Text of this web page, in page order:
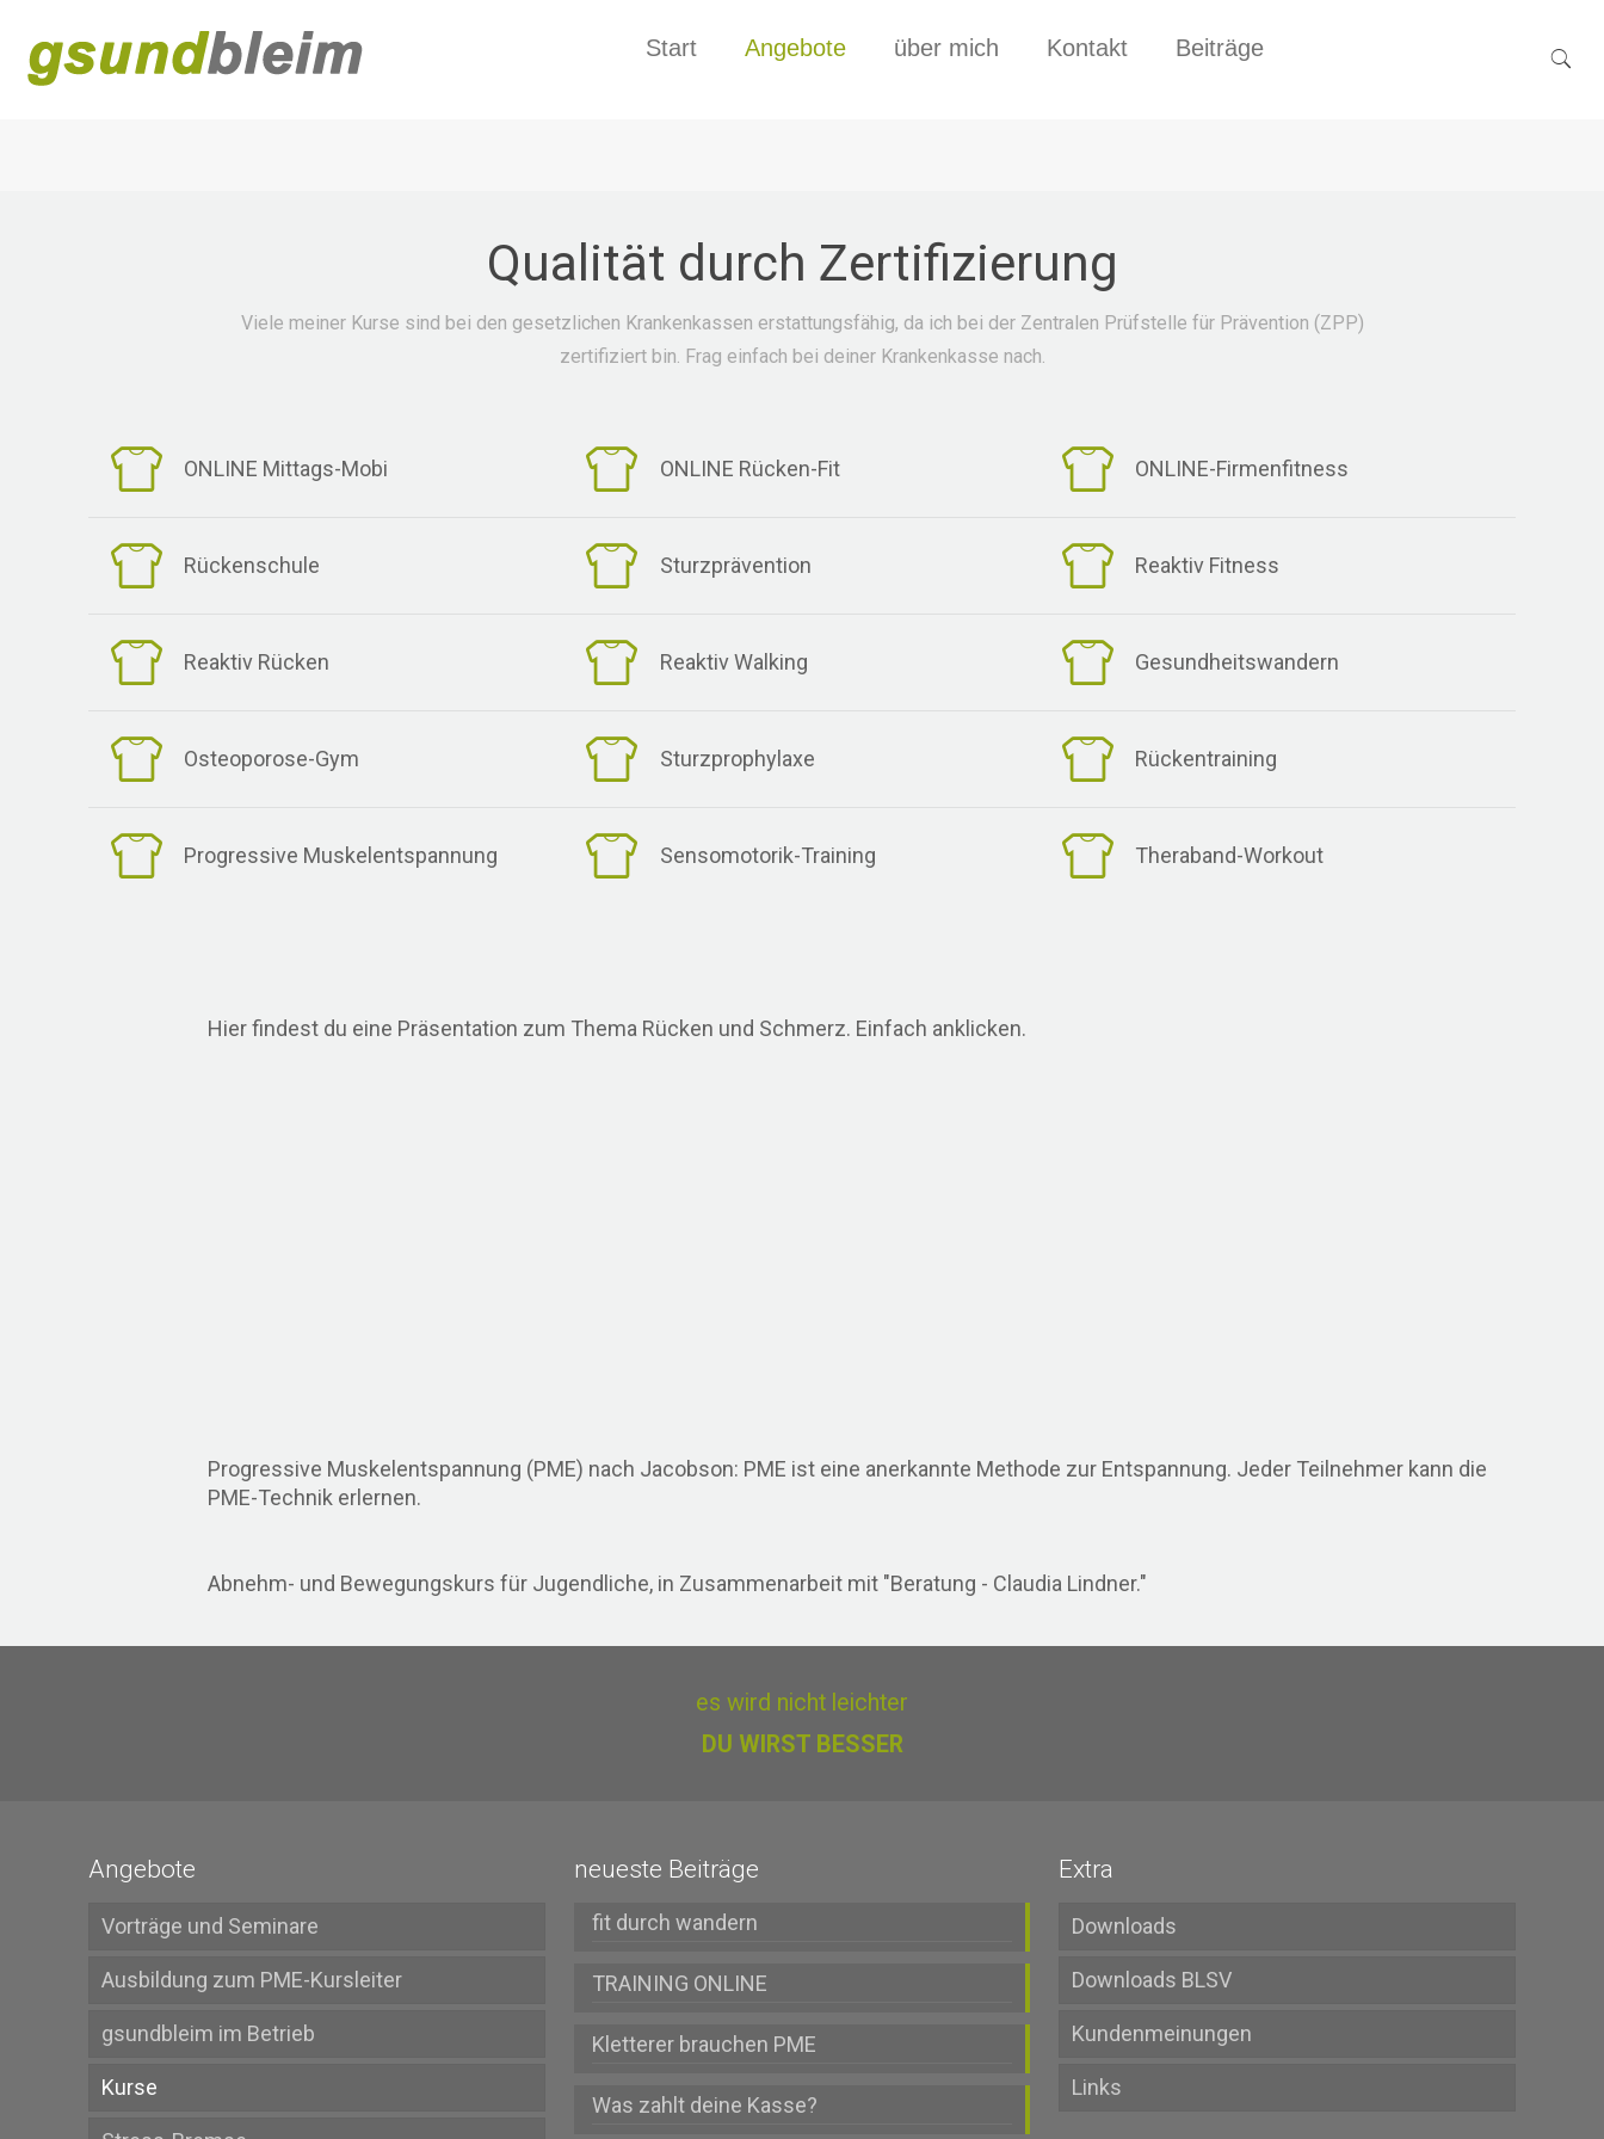
Start Angebote über mich Kontakt Beiträge
Qualität durch Zertifizierung
Viele meiner Kurse sind bei den gesetzlichen Krankenkassen erstattungsfähig, da ich bei der Zentralen Prüfstelle für Prävention (ZPP)
zertifiziert bin. Frag einfach bei deiner Krankenkasse nach.
ONLINE Mittags-Mobi ONLINE Rücken-Fit ONLINE-Firmenfitness
Rückenschule Sturzprävention Reaktiv Fitness
Reaktiv Rücken Reaktiv Walking Gesundheitswandern
Osteoporose-Gym Sturzprophylaxe Rückentraining
Progressive Muskelentspannung Sensomotorik-Training Theraband-Workout
Hier findest du eine Präsentation zum Thema Rücken und Schmerz. Einfach anklicken.
Progressive Muskelentspannung (PME) nach Jacobson: PME ist eine anerkannte Methode zur Entspannung. Jeder Teilnehmer kann die
PME-Technik erlernen.
Abnehm- und Bewegungskurs für Jugendliche, in Zusammenarbeit mit "Beratung - Claudia Lindner."
es wird nicht leichter
DU WIRST BESSER
Angebote
Vorträge und Seminare
Ausbildung zum PME-Kursleiter
gsundbleim im Betrieb
Kurse
neueste Beiträge
fit durch wandern
TRAINING ONLINE
Kletterer brauchen PME
Was zahlt deine Kasse?
Extra
Downloads
Downloads BLSV
Kundenmeinungen
Links